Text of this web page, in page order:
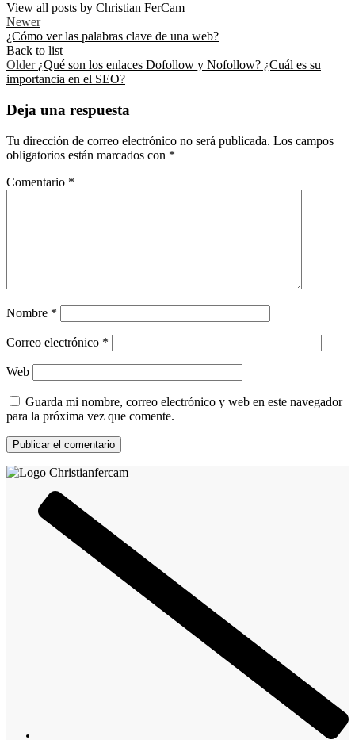
View all posts by Christian FerCam
Newer
¿Cómo ver las palabras clave de una web?
Back to list
Older ¿Qué son los enlaces Dofollow y Nofollow? ¿Cuál es su
importancia en el SEO?
Deja una respuesta
Tu dirección de correo electrónico no será publicada. Los campos
obligatorios están marcados con *
Comentario *
Nombre *
Correo electrónico *
Web
Guarda mi nombre, correo electrónico y web en este navegador
para la próxima vez que comente.